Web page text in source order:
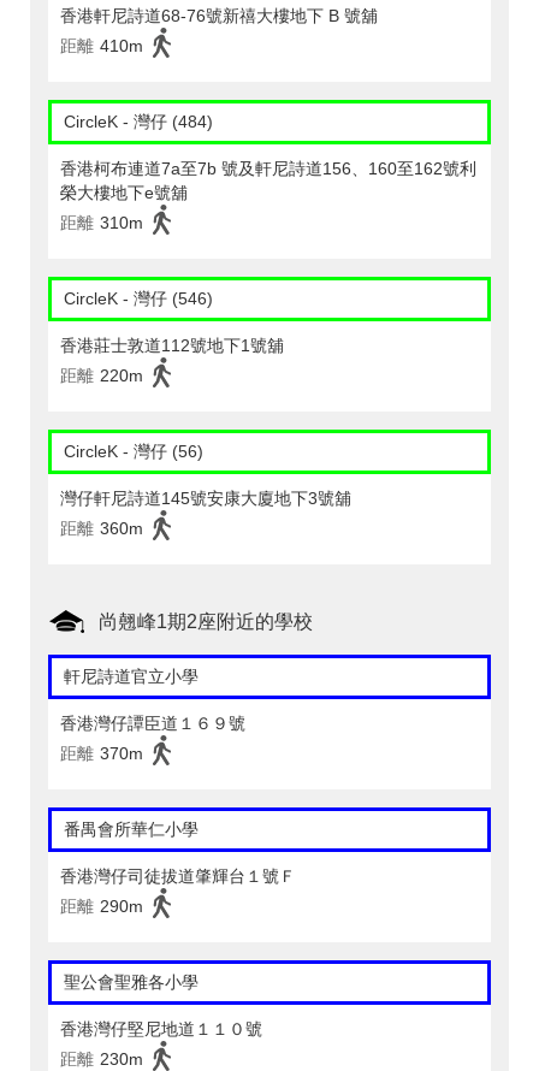
香港軒尼詩道68-76號新禧大樓地下 B 號舖
距離 410m
CircleK - 灣仔 (484)
香港柯布連道7a至7b 號及軒尼詩道156、160至162號利
榮大樓地下e號舖
距離 310m
CircleK - 灣仔 (546)
香港莊士敦道112號地下1號舖
距離 220m
CircleK - 灣仔 (56)
灣仔軒尼詩道145號安康大廈地下3號舖
距離 360m
尚翹峰1期2座附近的學校
軒尼詩道官立小學
香港灣仔譚臣道１６９號
距離 370m
番禺會所華仁小學
香港灣仔司徒拔道肇輝台１號Ｆ
距離 290m
聖公會聖雅各小學
香港灣仔堅尼地道１１０號
距離 230m